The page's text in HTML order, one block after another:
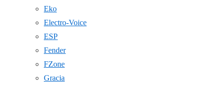
Eko
Electro-Voice
ESP
Fender
FZone
Gracia